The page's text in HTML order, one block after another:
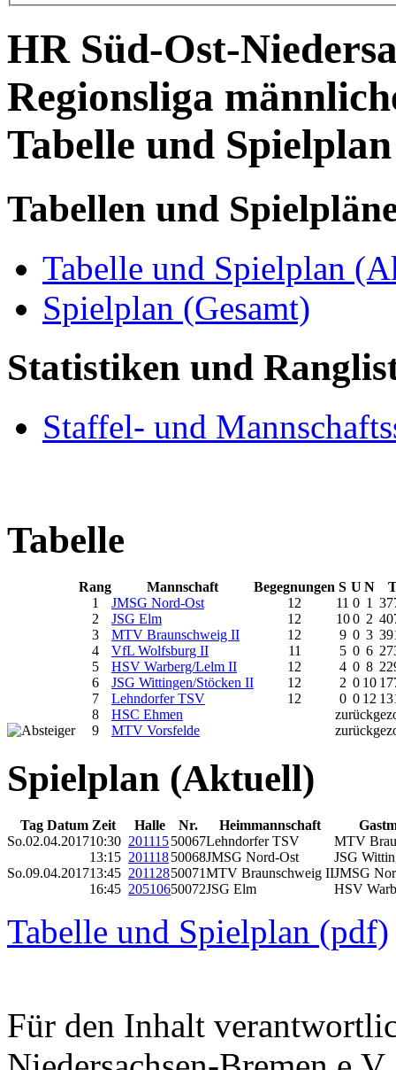
HR Süd-Ost-
Regionsliga
Tabelle und
Tabellen und
Tabelle und Spielplan
Spielplan (Gesamt)
Statistiken und
Staffel- und
Tabelle
Rang Mannschaft Begegnungen S U N
1
JMSG Nord-Ost 12 11 0 1
2
JSG Elm 12 10 0 2
3
MTV Braunschweig II 12 9 0 3
4
VfL Wolfsburg II 11 5 0 6
5
HSV Warberg/Lelm II 12 4 0 8
6
JSG Wittingen/Stöcken II 12 2 0 10
7
Lehndorfer TSV 12 0 0 12
8
HSC Ehmen
9
MTV Vorsfelde
Spielplan (Aktuell)
Tag Datum Zeit Halle Nr. Heimmannschaft
So.02.04.201710:30 20111550067Lehndorfer TSV
MTV
13:15 20111850068JMSG Nord-Ost
JSG
So.09.04.201713:45 20112850071MTV Braunschweig IIJMSG
16:45 20510650072JSG Elm HSV
Tabelle und Spielplan (pdf)
Für den Inhalt